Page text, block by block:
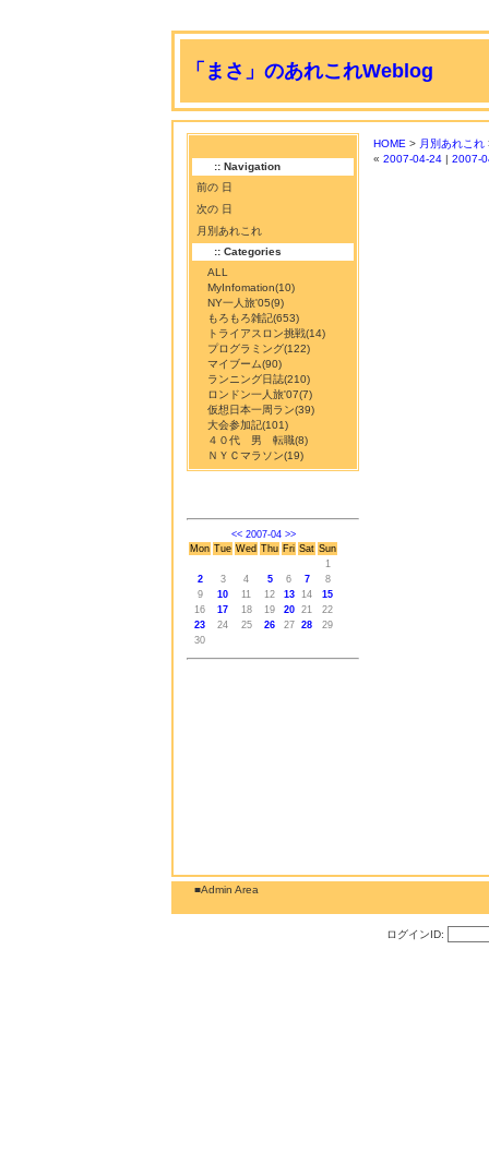
「まさ」のあれこれWeblog
:: Navigation
前の 日
次の 日
月別あれこれ
:: Categories
ALL
MyInfomation(10)
NY一人旅'05(9)
もろもろ雑記(653)
トライアスロン挑戦(14)
プログラミング(122)
マイブーム(90)
ランニング日誌(210)
ロンドン一人旅'07(7)
仮想日本一周ラン(39)
大会参加記(101)
４０代 男 転職(8)
ＮＹＣマラソン(19)
<< 2007-04 >>
Mon Tue Wed Thu Fri Sat Sun
1
2
3 4 5 6 7
8
9
10 11 12 13 14
15
16
17 18 19 20 21
22
23
24 25 26 27 28
29
30
HOME > 月別あれこれ
« 2007-04-24 | 2007-
■Admin Area
ログインID: